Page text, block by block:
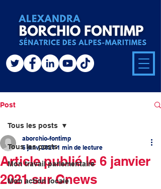
Post
Tous les posts
Mon travail parlementaire
Mon action locale
Tous les posts
Article publié le 6 janvier
2021 sur Cnews
aborchio-fontimp
6 janv. 2021 1 min de lecture